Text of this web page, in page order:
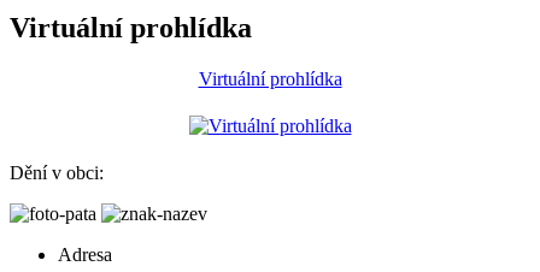
Virtuální prohlídka
Virtuální prohlídka
Dění v obci:
Adresa